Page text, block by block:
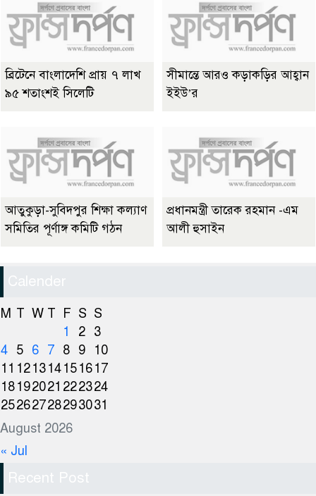
ব্রিটেনে বাংলাদেশি প্রায় ৭ লাখ
৯৫ শতাংশই সিলেটি
সীমান্তে আরও কড়াকড়ির আহ্বান
ইইউ’র
আতুকুড়া-সুবিদপুর শিক্ষা কল্যাণ
সমিতির পূর্ণাঙ্গ কমিটি গঠন
প্রধানমন্ত্রী তারেক রহমান -এম
আলী হুসাইন
Calender
August 2026
M T W T F S S
1
2 3
4 5 6 7 8 9
10
11 121314151617
18192021 222324
25262728293031
« Jul
Recent Post